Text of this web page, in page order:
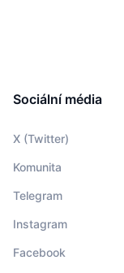
Sociální média
X (Twitter)
Komunita
Telegram
Instagram
Facebook